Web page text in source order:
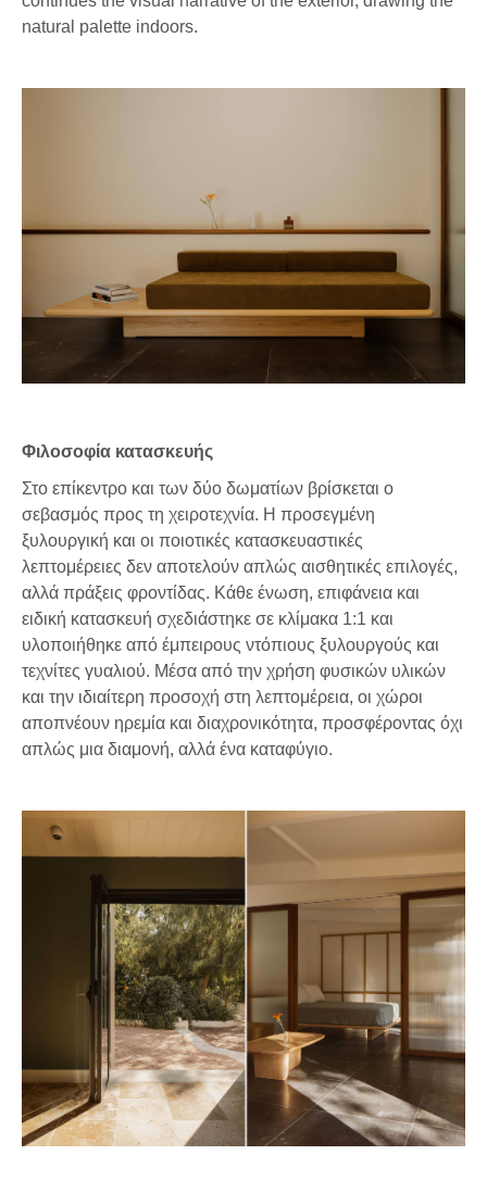
natural palette indoors.
Φιλοσοφία κατασκευής
Στο επίκεντρο και των δύο δωματίων βρίσκεται ο
σεβασμός προς τη χειροτεχνία. Η προσεγμένη
ξυλουργική και οι ποιοτικές κατασκευαστικές
λεπτομέρειες δεν αποτελούν απλώς αισθητικές επιλογές,
αλλά πράξεις φροντίδας. Κάθε ένωση, επιφάνεια και
ειδική κατασκευή σχεδιάστηκε σε κλίμακα 1:1 και
υλοποιήθηκε από έμπειρους ντόπιους ξυλουργούς και
τεχνίτες γυαλιού. Μέσα από την χρήση φυσικών υλικών
και την ιδιαίτερη προσοχή στη λεπτομέρεια, οι χώροι
αποπνέουν ηρεμία και διαχρονικότητα, προσφέροντας όχι
απλώς μια διαμονή, αλλά ένα καταφύγιο.